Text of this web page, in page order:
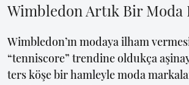
Wimbledon Artık Bir Moda
Wimbledon’ın modaya ilham
“tenniscore” trendine oldukça
ters köşe bir hamleyle moda